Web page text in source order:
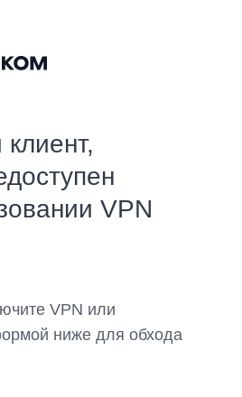
VPN
VPN или
ниже для обхода